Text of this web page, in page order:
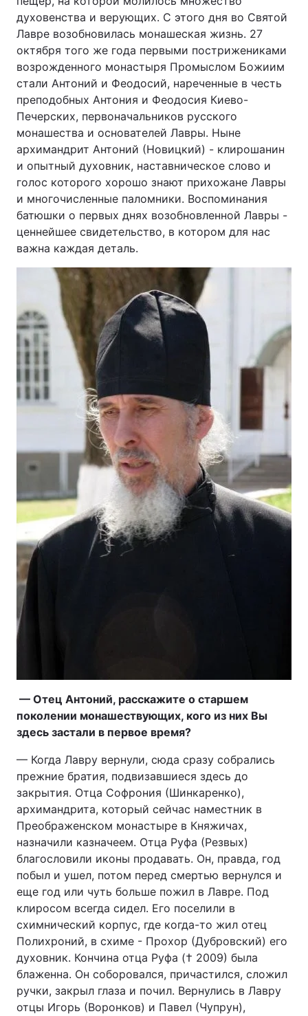
духовенства и верующих. С этого дня во Святой
Лавре возобновилась монашеская жизнь. 27
октября того же года первыми пострижениками
возрожденного монастыря Промыслом Божиим
стали Антоний и Феодосий, нареченные в честь
преподобных Антония и Феодосия Киево-
Печерских, первоначальников русского
монашества и основателей Лавры. Ныне
архимандрит Антоний (Новицкий) - клирошанин
и опытный духовник, наставническое слово и
голос которого хорошо знают прихожане Лавры
и многочисленные паломники. Воспоминания
батюшки о первых днях возобновленной Лавры -
ценнейшее свидетельство, в котором для нас
важна каждая деталь.
— Отец Антоний, расскажите о старшем
поколении монашествующих, кого из них Вы
здесь застали в первое время?
— Когда Лавру вернули, сюда сразу собрались
прежние братия, подвизавшиеся здесь до
закрытия. Отца Софрония (Шинкаренко),
архимандрита, который сейчас наместник в
Преображенском монастыре в Княжичах,
назначили казначеем. Отца Руфа (Резвых)
благословили иконы продавать. Он, правда, год
побыл и ушел, потом перед смертью вернулся и
еще год или чуть больше пожил в Лавре. Под
клиросом всегда сидел. Его поселили в
схимнический корпус, где когда-то жил отец
Полихроний, в схиме - Прохор (Дубровский) его
духовник. Кончина отца Руфа († 2009) была
блаженна. Он соборовался, причастился, сложил
ручки, закрыл глаза и почил. Вернулись в Лавру
отцы Игорь (Воронков) и Павел (Чупрун),